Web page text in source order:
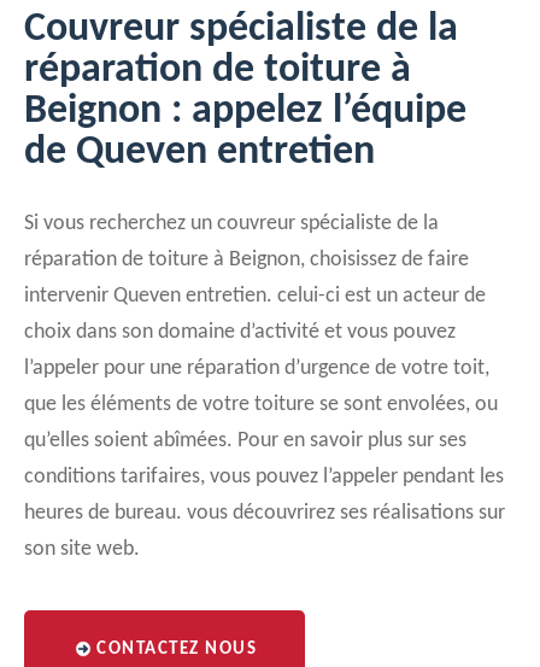
Couvreur spécialiste de la
réparation de toiture à
Beignon : appelez l’équipe
de Queven entretien
Si vous recherchez un couvreur spécialiste de la
réparation de toiture à Beignon, choisissez de faire
intervenir Queven entretien. celui-ci est un acteur de
choix dans son domaine d’activité et vous pouvez
l’appeler pour une réparation d’urgence de votre toit,
que les éléments de votre toiture se sont envolées, ou
qu’elles soient abîmées. Pour en savoir plus sur ses
conditions tarifaires, vous pouvez l’appeler pendant les
heures de bureau. vous découvrirez ses réalisations sur
son site web.
CONTACTEZ NOUS